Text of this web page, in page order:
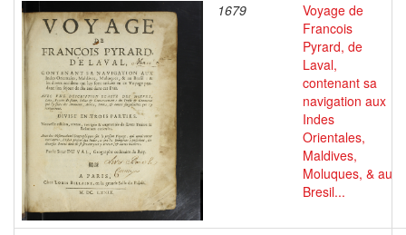
1679
Voyage de
Francois
Pyrard, de
Laval,
contenant sa
navigation aux
Indes
Orientales,
Maldives,
Moluques, & au
Bresil...